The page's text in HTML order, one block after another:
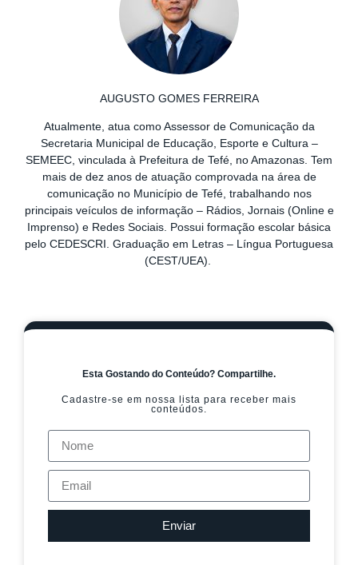
AUGUSTO GOMES FERREIRA
Atualmente, atua como Assessor de Comunicação da
Secretaria Municipal de Educação, Esporte e Cultura –
SEMEEC, vinculada à Prefeitura de Tefé, no Amazonas. Tem
mais de dez anos de atuação comprovada na área de
comunicação no Município de Tefé, trabalhando nos
principais veículos de informação – Rádios, Jornais (Online e
Imprenso) e Redes Sociais. Possui formação escolar básica
pelo CEDESCRI. Graduação em Letras – Língua Portuguesa
(CEST/UEA).
Esta Gostando do Conteúdo? Compartilhe.
Cadastre-se em nossa lista para receber mais
conteúdos.
Enviar